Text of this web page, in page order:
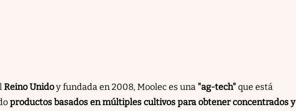
Reino Unidoy fundada en 2008, Moolec es una "ag-tech"que está
productos basados en múltiples cultivos para obtener concentrados y